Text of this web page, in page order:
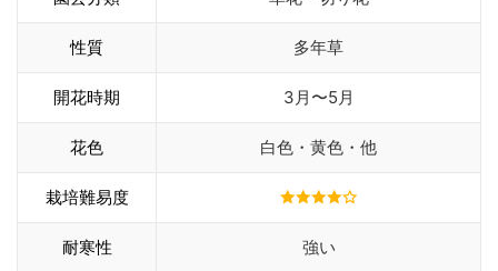
性質 多年草
開花時期 3月〜5月
花色 白色・黄色・他
栽培難易度
耐寒性 強い